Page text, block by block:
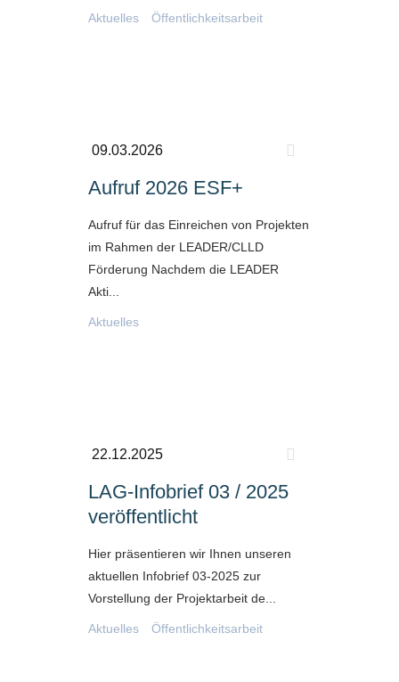
Aktuelles Öffentlichkeitsarbeit
09.03.2026
Aufruf 2026 ESF+
Aufruf für das Einreichen von Projekten
im Rahmen der LEADER/CLLD
Förderung Nachdem die LEADER
Akti...
Aktuelles
22.12.2025
LAG-Infobrief 03 / 2025
veröffentlicht
Hier präsentieren wir Ihnen unseren
aktuellen Infobrief 03-2025 zur
Vorstellung der Projektarbeit de...
Aktuelles Öffentlichkeitsarbeit